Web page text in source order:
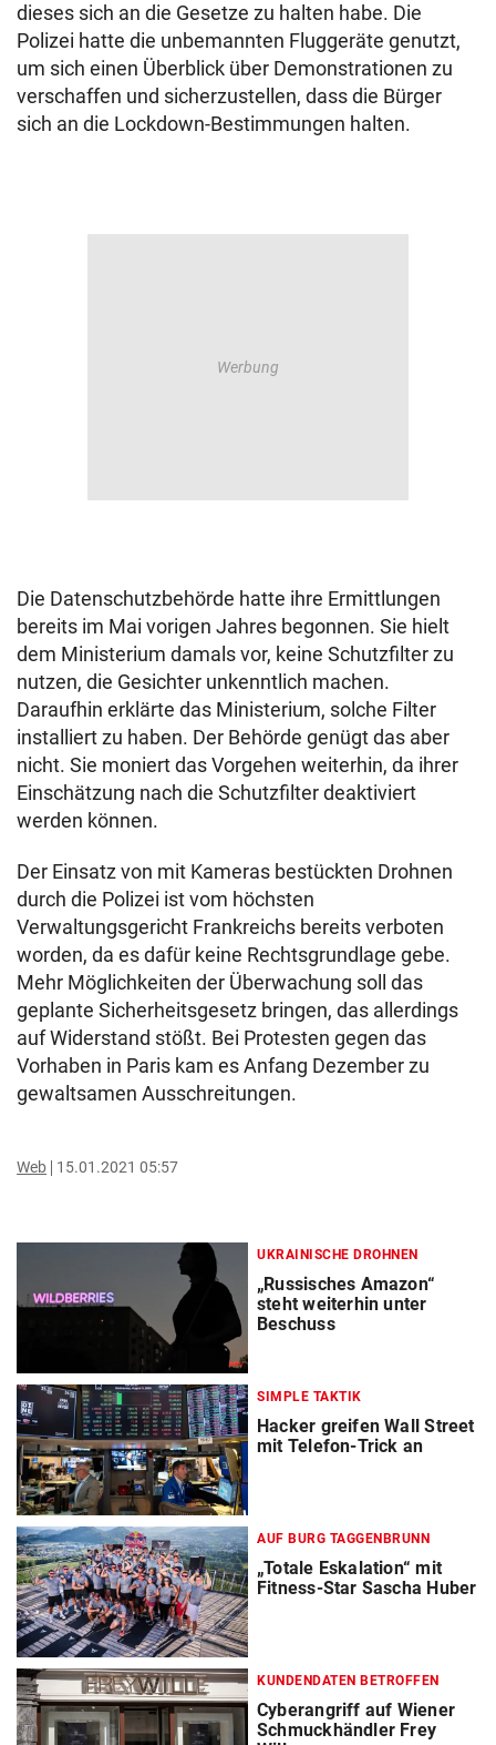
dieses sich an die Gesetze zu halten habe. Die
Polizei hatte die unbemannten Fluggeräte genutzt,
um sich einen Überblick über Demonstrationen zu
verschaffen und sicherzustellen, dass die Bürger
sich an die Lockdown-Bestimmungen halten.
Die Datenschutzbehörde hatte ihre Ermittlungen
bereits im Mai vorigen Jahres begonnen. Sie hielt
dem Ministerium damals vor, keine Schutzfilter zu
nutzen, die Gesichter unkenntlich machen.
Daraufhin erklärte das Ministerium, solche Filter
installiert zu haben. Der Behörde genügt das aber
nicht. Sie moniert das Vorgehen weiterhin, da ihrer
Einschätzung nach die Schutzfilter deaktiviert
werden können.
Der Einsatz von mit Kameras bestückten Drohnen
durch die Polizei ist vom höchsten
Verwaltungsgericht Frankreichs bereits verboten
worden, da es dafür keine Rechtsgrundlage gebe.
Mehr Möglichkeiten der Überwachung soll das
geplante Sicherheitsgesetz bringen, das allerdings
auf Widerstand stößt. Bei Protesten gegen das
Vorhaben in Paris kam es Anfang Dezember zu
gewaltsamen Ausschreitungen.
Web 15.01.2021 05:57
UKRAINISCHE DROHNEN
„Russisches Amazon“
steht weiterhin unter
Beschuss
SIMPLE TAKTIK
Hacker greifen Wall Street
mit Telefon-Trick an
AUF BURG TAGGENBRUNN
„Totale Eskalation“ mit
Fitness-Star Sascha Huber
KUNDENDATEN BETROFFEN
Cyberangriff auf Wiener
Schmuckhändler Frey